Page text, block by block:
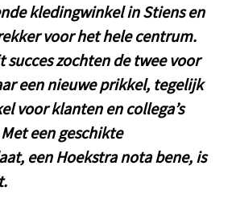
kledingwinkel in Stiens en
voor het hele centrum.
succes zochten de twee voor
een nieuwe prikkel, tegelijk
voor klanten en collega’s
een geschikte
een Hoekstra nota bene, is